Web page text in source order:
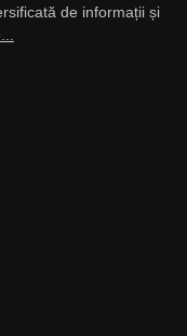
de informații și